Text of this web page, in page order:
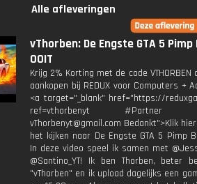
Alle afleveringen
vThorben: De Engste GTA 5
OOIT
Krijg 2% Korting met de code VTHORBEN
aankopen bij REDUX voor Computers +
<a target="_blank" href="https://
ref=vthorbenyt #Partner
vThorbenyt@gmail.com Bedankt">Klik
het kijken naar De Engste GTA 5 Pimp
In deze video speel ik samen met
@Santino_YT! Ik ben Thorben, beter
"vThorben" en ik upload dagelijks een